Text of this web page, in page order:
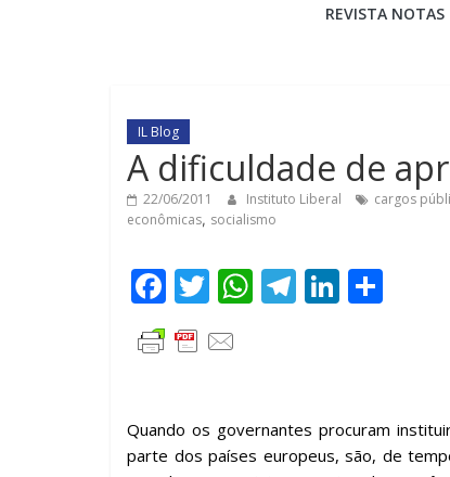
REVISTA NOTAS
IL Blog
A dificuldade de
22/06/2011 Instituto Liberal cargos
econômicas, socialismo
F
ac
e
o
o
T
w
itt
W
A
p
T
a
m
Li
dI
n
ar
til
Quando os governantes procuram
parte dos países europeus, são, de